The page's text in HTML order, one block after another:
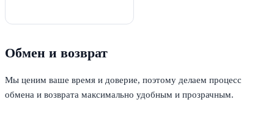
Обмен и возврат
Мы ценим ваше время и доверие, поэтому делаем процесс
обмена и возврата максимально удобным и прозрачным.